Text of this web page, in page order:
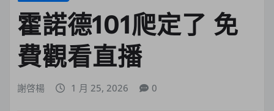
霍諾德101爬定了 免
費觀看直播
謝啓楊 1 月 25, 2026 0